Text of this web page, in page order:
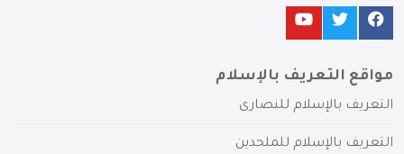
مواقع التعريف بالإسلام
التعريف بالإسلام للنصارى
التعريف بالإسلام للملحدين